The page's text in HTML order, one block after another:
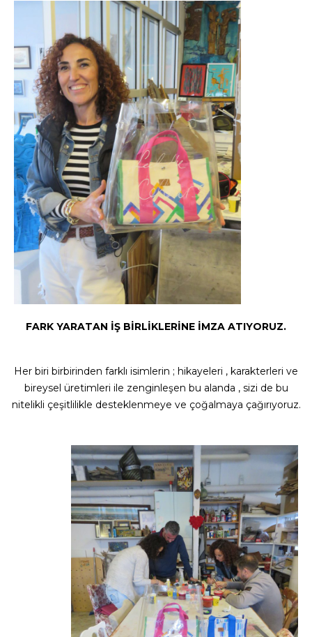
FARK YARATAN İŞ BİRLİKLERİNE İMZA ATIYORUZ.
Her biri birbirinden farklı isimlerin ; hikayeleri , karakterleri ve
bireysel üretimleri ile zenginleşen bu alanda , sizi de bu
nitelikli çeşitlilikle desteklenmeye ve çoğalmaya çağırıyoruz.